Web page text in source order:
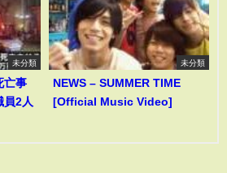
未分類
亡事
2人
未分類
NEWS – SUMMER TIME
[Official Music Video]